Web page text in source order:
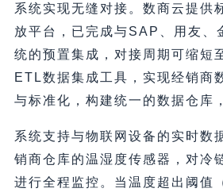
系统实现无缝对接。数商云提供
放平台，已完成与SAP、用友、
统的预置集成，对接周期可缩短
ETL数据集成工具，实现经销商
与标准化，构建统一的数据仓库
系统支持与物联网设备的实时数
销商仓库的温湿度传感器，对冷
进行全程监控。当温度超出阈